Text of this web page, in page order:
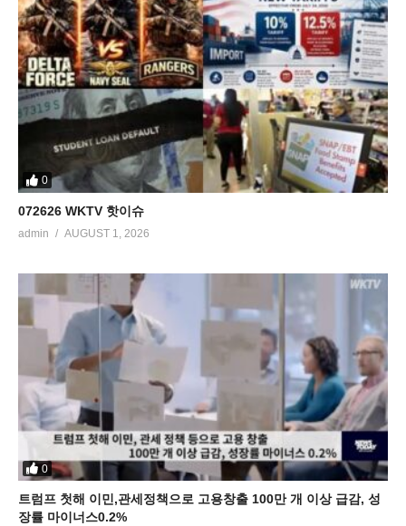
0
072626 WKTV 핫이슈
admin AUGUST 1, 2026
0
트럼프 첫해 이민,관세정책으로 고용창출 100만 개 이상 급감, 성
장률 마이너스0.2%